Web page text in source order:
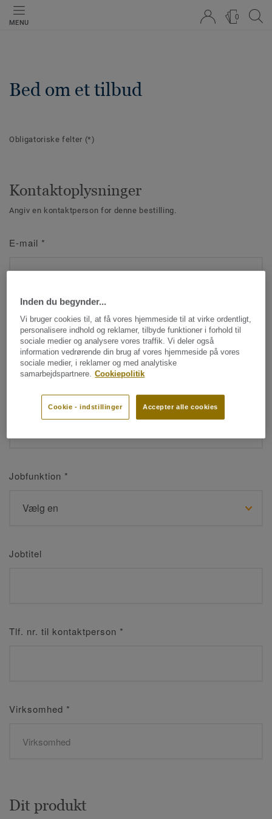
MENU
0
Bed om et tilbud
Obligatoriske felter (*)
Kontaktoplysninger
Angiv en kontaktperson for denne bestilling.
E-mail *
Navn*
Efternavn*
Jobfunktion *
Jobtitel
Tlf. nr. til kontaktperson *
Virksomhed *
Dit produkt
Inden du begynder...
Vi bruger cookies til, at få vores hjemmeside til at virke ordentligt,
personalisere indhold og reklamer, tilbyde funktioner i forhold til
sociale medier og analysere vores traffik. Vi deler også
information vedrørende din brug af vores hjemmeside på vores
sociale medier, i reklamer og med analytiske
samarbejdspartnere. Cookiepolitik
Accepter alle cookies
Cookie - indstillinger